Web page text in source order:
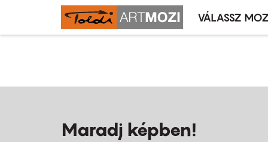
VÁLASSZ
Maradj képben!